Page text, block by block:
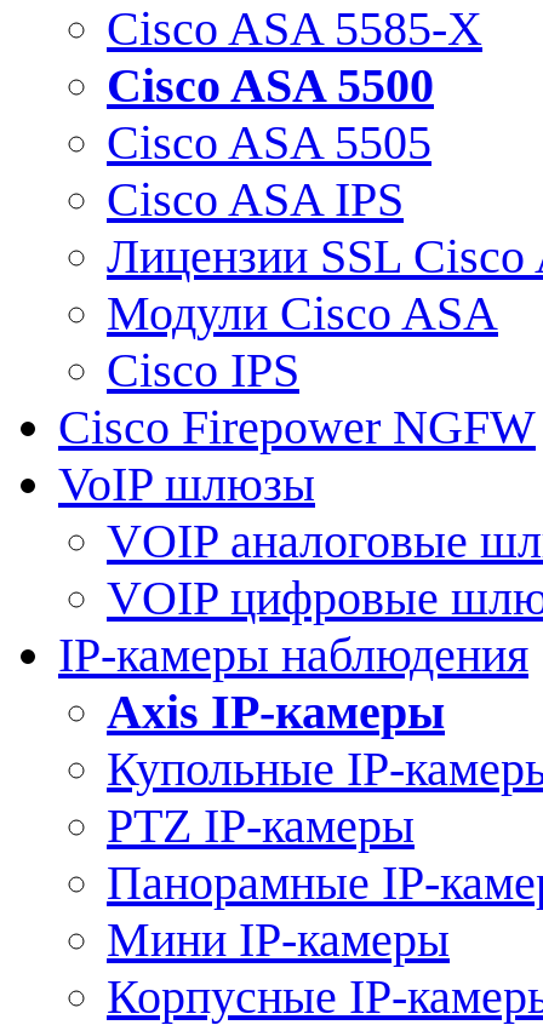
Cisco ASA 5585-X
Cisco ASA 5500
Cisco ASA 5505
Cisco ASA IPS
Лицензии SSL Cisco
Модули Cisco ASA
Cisco IPS
Cisco Firepower NGFW
VoIP шлюзы
VOIP аналоговые
VOIP цифровые
IP-камеры наблюдения
Axis IP-камеры
Купольные IP-
PTZ IP-камеры
Панорамные IP-
Мини IP-камеры
Корпусные IP-